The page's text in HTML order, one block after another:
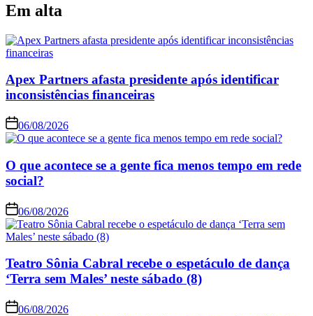
Em alta
Apex Partners afasta presidente após identificar
inconsistências financeiras
06/08/2026
O que acontece se a gente fica menos tempo em rede
social?
06/08/2026
Teatro Sônia Cabral recebe o espetáculo de dança
‘Terra sem Males’ neste sábado (8)
06/08/2026